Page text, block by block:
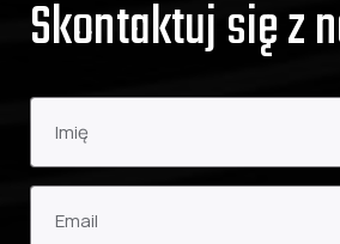
Skontaktuj się z